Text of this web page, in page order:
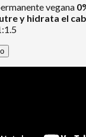
vegana
y hidrata el